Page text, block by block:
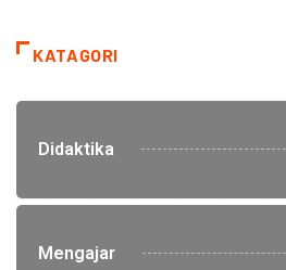
KATAGORI
Didaktika
Mengajar